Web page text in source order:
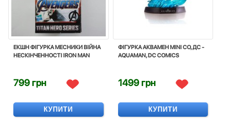
ЕКШН ФІГУРКА МЕСНИКИ ВІЙНА
НЕСКІНЧЕННОСТІ IRON MAN
799 грн
КУПИТИ
ФІГУРКА АКВАМЕН MINI CO, ДС -
AQUAMAN, DC COMICS
1499 грн
КУПИТИ